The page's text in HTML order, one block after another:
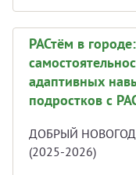
РАСтём в
адаптивных
подростков с
ДОБРЫЙ
(2025-2026)